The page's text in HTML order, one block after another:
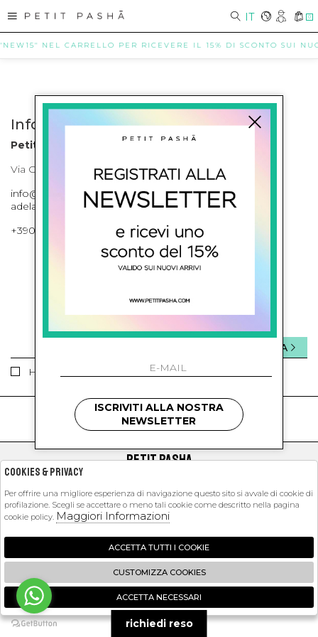
IT 0
NEL CARRELLO PER RICEVERE IL 15% DI SCONTO SUI
Info contatti
Petit Pasha
Via Cilea, 255 Napoli Corso Umberto I 301 Napoli
info@petitpasha.com, petitpasha@hotmail.it,
adelaide.petitpasha@hotmail.com
+39081643421 , +390812351280
ISCRIVITI ALLA NEWSLETTER
Ho letto ed accettato le condizioni sulla privacy.
INVIA
kids
PETIT PASHA
EXTRA
2026 Petit Pasha - P.iva : 09423341214 Powered by
Zucchetti
🍪
ISCRIVITI ALLA NOSTRA
NEWSLETTER
richiedi reso
Cookies & Privacy
Per offrire una migliore esperienza di navigazione questo sito si avvale di cookie di
profilazione. Scegli se accettare o meno tali cookie come descritto nella pagina
cookie policy. Maggiori Informazioni
ACCETTA TUTTI I COOKIE
CUSTOMIZZA COOKIES
ACCETTA NECESSARI